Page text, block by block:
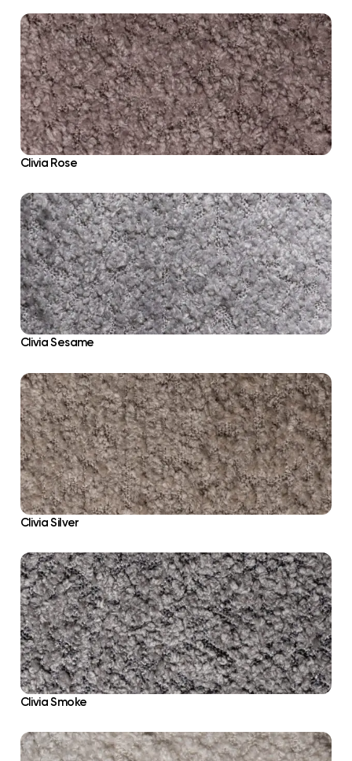
Clivia Rose
Clivia Sesame
Clivia Silver
Clivia Smoke